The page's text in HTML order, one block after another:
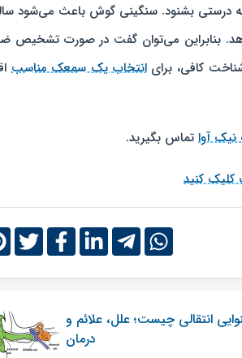
به درستی بشنود. سنگینی گوش باعث می‌شود
بنابراین می‌توان گفت در صورت تشخیص
کافی، برایانتخاب یک سمعک مناسب
آوا تماس بگیرید.
کنید
انتقالی چیست؛ علل، علائم و
درمان